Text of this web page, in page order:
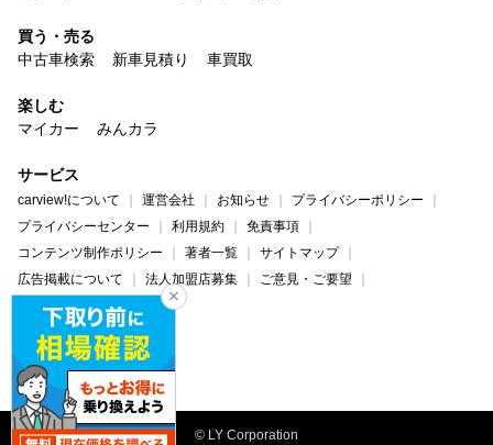
買う・売る
中古車検索
新車見積り 車買取
楽しむ
マイカー
みんカラ
サービス
carview!について 運営会社 お知らせ
プライバシーポリシー
プライバシーセンター
利用規約
免責事項
コンテンツ制作ポリシー
著者一覧
サイトマップ
広告掲載について
法人加盟店募集
ご意見・ご要望
ヘルプ・お問い合わせ
carview! Yahoo! JAPAN
© LY Corporation